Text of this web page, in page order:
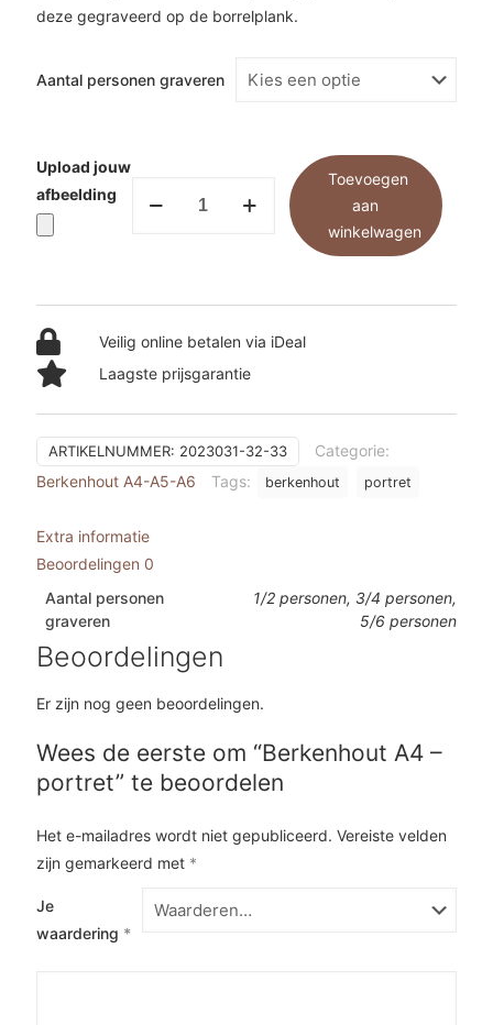
deze gegraveerd op de borrelplank.
Aantal personen graveren
Upload jouw
afbeelding
Toevoegen
aan
winkelwagen
Veilig online betalen via iDeal
Laagste prijsgarantie
ARTIKELNUMMER: 2023031-32-33
Categorie:
Berkenhout A4-A5-A6
Tags: berkenhout portret
Extra informatie
Beoordelingen 0
Aantal personen
graveren
1/2 personen, 3/4 personen,
5/6 personen
Beoordelingen
Er zijn nog geen beoordelingen.
Wees de eerste om “Berkenhout A4 –
portret” te beoordelen
Het e-mailadres wordt niet gepubliceerd. Vereiste velden
zijn gemarkeerd met *
Je
waardering *